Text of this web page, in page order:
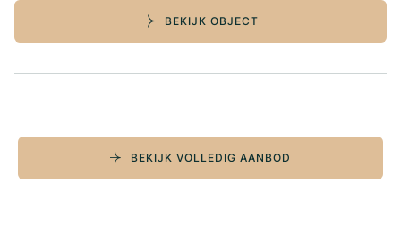
BEKIJK OBJECT
BEKIJK VOLLEDIG AANBOD